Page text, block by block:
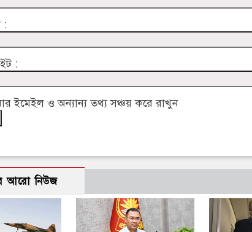
:
:
ইমেইল ও অন্যান্য তথ্য সঞ্চয় করে রাখুন
আরো নিউজ